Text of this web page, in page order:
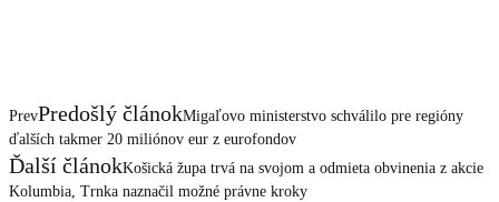
PrevPredošlý článokMigaľovo ministerstvo schválilo pre regióny
ďalších takmer 20 miliónov eur z eurofondov
Ďalší článokKošická župa trvá na svojom a odmieta obvinenia z akcie
Kolumbia, Trnka naznačil možné právne kroky